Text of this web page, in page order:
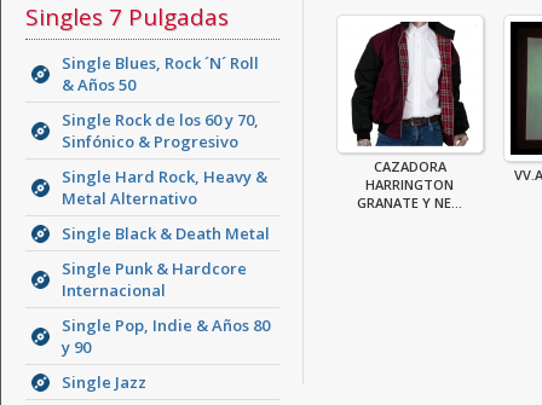
Singles 7 Pulgadas
Single Blues, Rock ´N´ Roll
& Años 50
Single Rock de los 60 y 70,
Sinfónico & Progresivo
Single Hard Rock, Heavy &
Metal Alternativo
Single Black & Death Metal
Single Punk & Hardcore
Internacional
Single Pop, Indie & Años 80
y 90
Single Jazz
CAZADORA
HARRINGTON
GRANATE Y NE...